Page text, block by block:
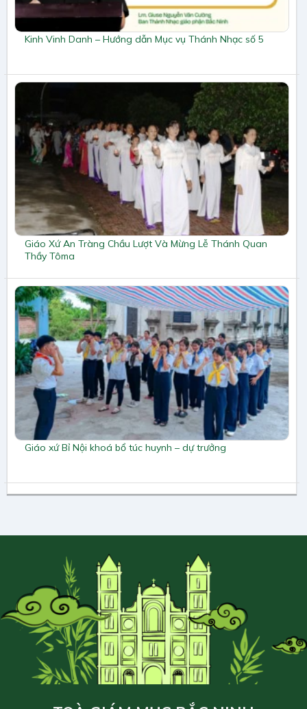
Kinh Vinh Danh – Hướng dẫn Mục vụ Thánh Nhạc số 5
Giáo Xứ An Tràng Chầu Lượt Và Mừng Lễ Thánh Quan
Thầy Tôma
Giáo xứ Bỉ Nội khoá bổ túc huynh – dự trưởng